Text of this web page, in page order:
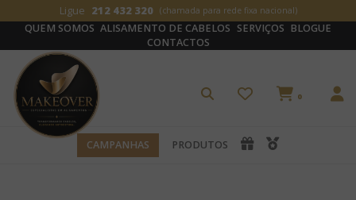
Ligue 212 432 320 (chamada para rede fixa nacional)
QUEM SOMOS ALISAMENTO DE CABELOS SERVIÇOS BLOGUE
CONTACTOS
0
CAMPANHAS PRODUTOS